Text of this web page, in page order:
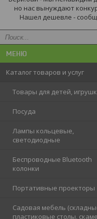
но нас вынуждают
Нашел дешевле -
Каталог товаров и услуг
Товары для детей,
Посуда
Лампы кольцевые,
светодиодные
Беспроводные Bluetooth
колонки
Портативные проекторы
Садовая мебель
пластиковые столы,